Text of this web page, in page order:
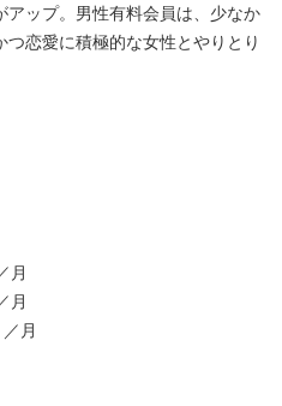
ップ。男性有料会員は、少なか
恋愛に積極的な女性とやりとり
月
月
月